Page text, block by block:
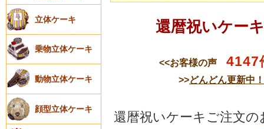
立体ケーキ
乗物立体ケーキ
動物立体ケーキ
顔型立体ケーキ
還暦祝いケー
<<お客様の声 4147
>>どんどん更新中
還暦祝いケーキご注文